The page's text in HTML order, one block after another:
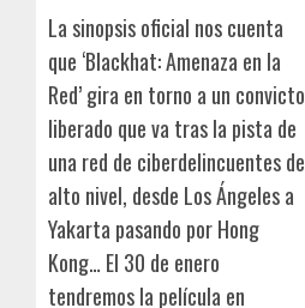
La sinopsis oficial nos cuenta
que ‘Blackhat: Amenaza en la
Red’ gira en torno a un convicto
liberado que va tras la pista de
una red de ciberdelincuentes de
alto nivel, desde Los Ángeles a
Yakarta pasando por Hong
Kong… El 30 de enero
tendremos la película en